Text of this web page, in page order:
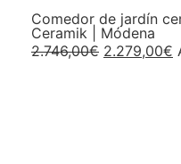
Comedor de jardín
Ceramik | Módena
2.746,00€ 2.279,00€